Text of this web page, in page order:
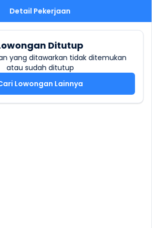
Detail Pekerjaan
Ditutup
yang ditawarkan tidak ditemukan
atau sudah ditutup
Lowongan Lainnya